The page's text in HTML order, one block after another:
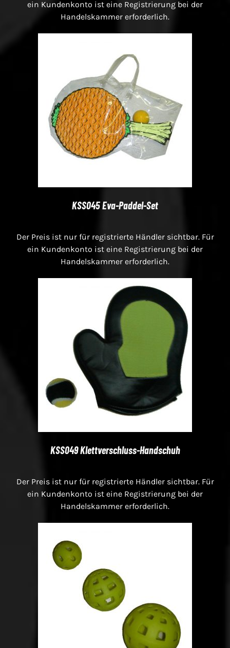
ein Kundenkonto ist eine Registrierung bei der
Handelskammer erforderlich.
KSS045 Eva-Paddel-Set
Der Preis ist nur für registrierte Händler sichtbar. Für
ein Kundenkonto ist eine Registrierung bei der
Handelskammer erforderlich.
KSS049 Klettverschluss-Handschuh
Der Preis ist nur für registrierte Händler sichtbar. Für
ein Kundenkonto ist eine Registrierung bei der
Handelskammer erforderlich.